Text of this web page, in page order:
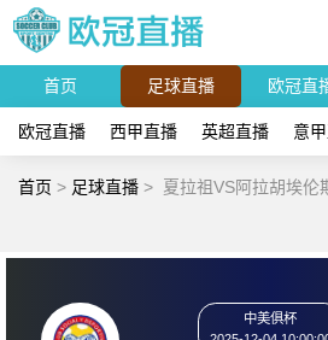
首页 足球直播 欧冠直
欧冠直播 西甲直播 英超直播 意
首页 > 足球直播 > 夏拉祖VS阿拉胡埃伦